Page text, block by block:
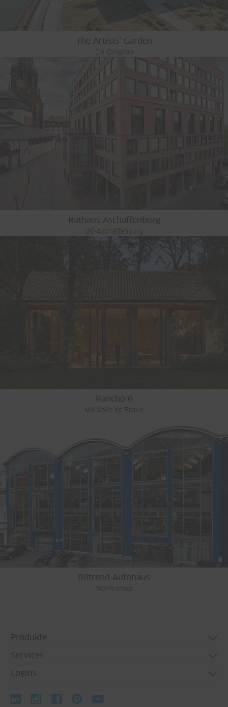
The Artists’ Garden
CN-Qingdao
Rathaus Aschaffenburg
DE-Aschaffenburg
Rancho 6
MX-Valle de Bravo
Biltrend Autohaus
NO-Tromsø
Produkte
Türsysteme
Fassadensysteme
Services
Biegetechnik
Logins